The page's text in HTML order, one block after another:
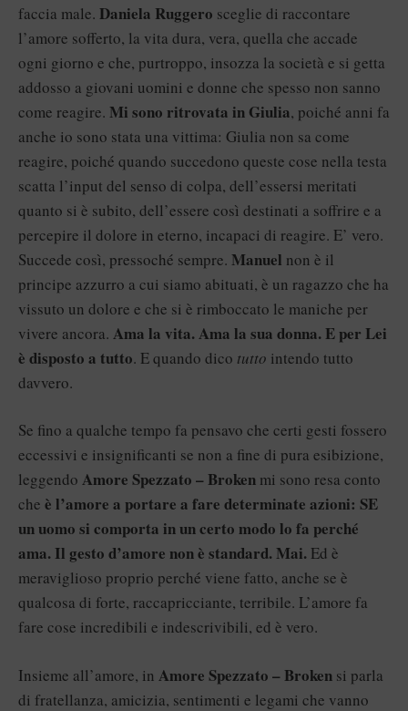
faccia male. Daniela Ruggero sceglie di raccontare
l’amore sofferto, la vita dura, vera, quella che accade
ogni giorno e che, purtroppo, insozza la società e si getta
addosso a giovani uomini e donne che spesso non sanno
come reagire. Mi sono ritrovata in Giulia, poiché anni fa
anche io sono stata una vittima: Giulia non sa come
reagire, poiché quando succedono queste cose nella testa
scatta l’input del senso di colpa, dell’essersi meritati
quanto si è subito, dell’essere così destinati a soffrire e a
percepire il dolore in eterno, incapaci di reagire. E’ vero.
Succede così, pressoché sempre. Manuel non è il
principe azzurro a cui siamo abituati, è un ragazzo che ha
vissuto un dolore e che si è rimboccato le maniche per
vivere ancora. Ama la vita. Ama la sua donna. E per Lei
è disposto a tutto. E quando dico tutto intendo tutto
davvero.
Se fino a qualche tempo fa pensavo che certi gesti fossero
eccessivi e insignificanti se non a fine di pura esibizione,
leggendo Amore Spezzato – Broken mi sono resa conto
che è l’amore a portare a fare determinate azioni: SE
un uomo si comporta in un certo modo lo fa perché
ama. Il gesto d’amore non è standard. Mai. Ed è
meraviglioso proprio perché viene fatto, anche se è
qualcosa di forte, raccapricciante, terribile. L’amore fa
fare cose incredibili e indescrivibili, ed è vero.
Insieme all’amore, in Amore Spezzato – Broken si parla
di fratellanza, amicizia, sentimenti e legami che vanno